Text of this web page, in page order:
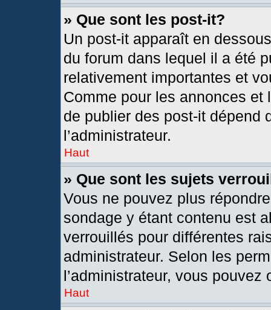
» Que sont les post-it?
Un post-it apparaît en
du forum dans lequel il a été
relativement importantes et
Comme pour les annonces
de publier des post-it dépend
l’administrateur.
Haut
» Que sont les sujets
Vous ne pouvez plus
sondage y étant contenu est
verrouillés pour différentes
administrateur. Selon les
l’administrateur, vous
Haut